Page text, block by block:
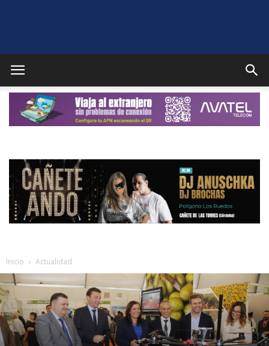
Puente
Genil
Noticias
Inicio Actualidad